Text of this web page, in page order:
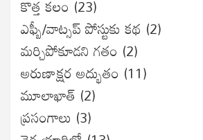
కొత్త కలం (23)
ఎఫ్బీ/వాట్సప్ పోస్టుకు కథ (2)
మర్చిపోకూడని గతం (2)
అరుణాక్షర అద్భుతం (11)
మూలాఖాత్ (2)
ప్రసంగాలు (3)